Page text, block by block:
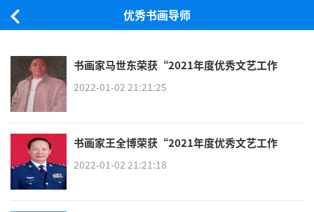
优秀书画导师
书画家马世东荣获“2021年度优秀文艺工作
者”荣誉称号
2022-01-02 21:21:25
书画家王全博荣获“2021年度优秀文艺工作
者”荣誉称号
2022-01-02 21:21:18